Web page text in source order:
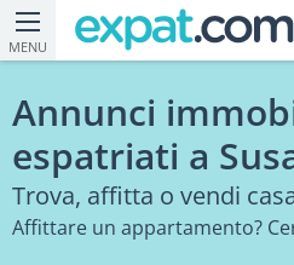
MENU
Annunci
espatriati a
Trova, affitta o vendi
Affittare un appartamento?